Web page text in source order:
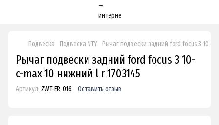
Подвеска Подвеска NTY Рычаг подвески задний ford focus 3 10-
Рычаг подвески задний ford focus 3 10-
c-max 10 нижний l r 1703145
Артикул: ZWT-FR-016 Оставить отзыв